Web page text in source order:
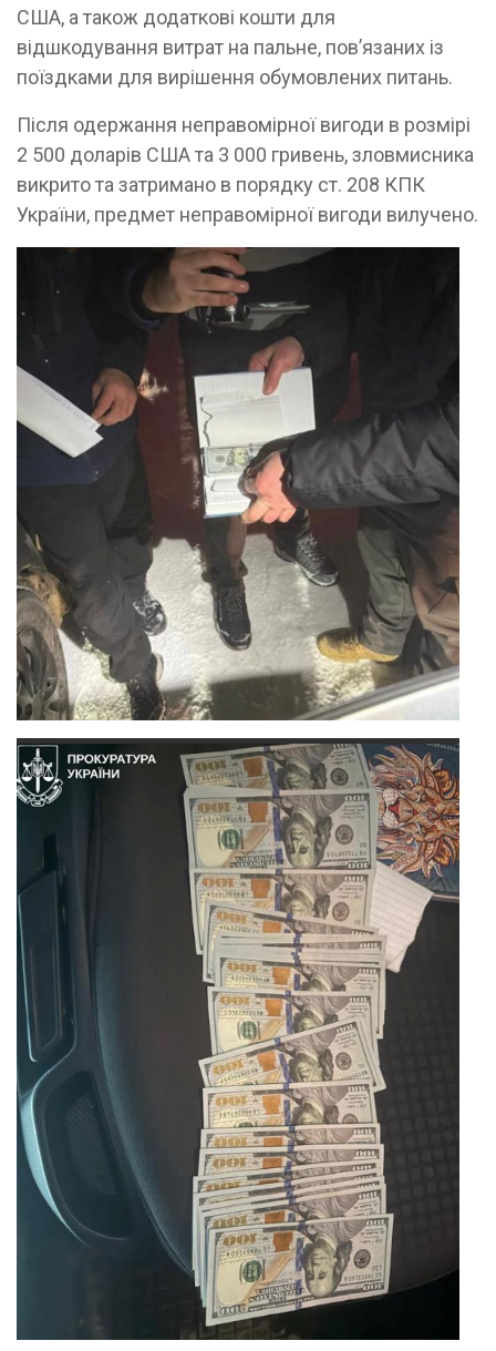
США, а також додаткові кошти для
відшкодування витрат на пальне, пов’язаних із
поїздками для вирішення обумовлених питань.
Після одержання неправомірної вигоди в розмірі
2 500 доларів США та 3 000 гривень, зловмисника
викрито та затримано в порядку ст. 208 КПК
України, предмет неправомірної вигоди вилучено.